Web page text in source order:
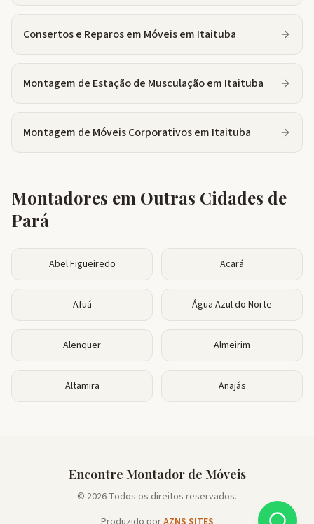
Consertos e Reparos em Móveisem Itaituba
Montagem de Estação de Musculaçãoem Itaituba
Montagem de Móveis Corporativosem Itaituba
Montadores em Outras Cidades de
Pará
Abel Figueiredo Acará
Afuá Água Azul do Norte
Alenquer Almeirim
Altamira Anajás
Encontre Montador de Móveis
© 2026 Todos os direitos reservados.